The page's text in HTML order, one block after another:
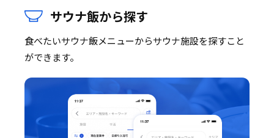
サウナ飯から探す
食べたいサウナ飯メニューからサウナ施設を探すこと
ができます。